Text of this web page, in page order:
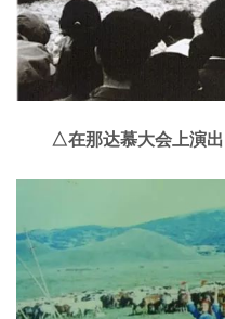
△在那达慕大会上演出